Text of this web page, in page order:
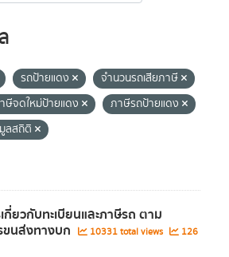
รถป้ายแดง
จำนวนรถเสียภาษี
ษีจดใหม่ป้ายแดง
ภาษีรถป้ายแดง
ลสถิติ
ยวกับทะเบียนและภาษีรถ ตาม
นส่งทางบก 10331 total views
126